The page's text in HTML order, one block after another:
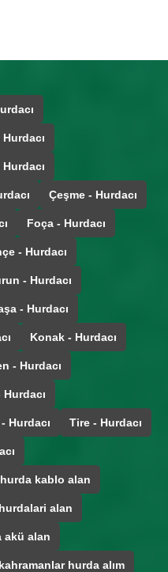
Çeşme - Hurdacı
Foça - Hurdacı
- Hurdacı
- Hurdacı
- Hurdacı
Konak - Hurdacı
- Hurdacı
Hurdacı Tire - Hurdacı
kablo alan
alan
akü alan
kahramanlar hurda alım